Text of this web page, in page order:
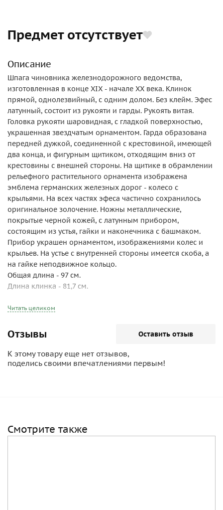
Предмет отсутствует
Описание
Шпага чиновника железнодорожного ведомства,
изготовленная в конце XIX - начале ХХ века. Клинок
прямой, однолезвийный, с одним долом. Без клейм. Эфес
латунный, состоит из рукояти и гарды. Рукоять витая.
Головка рукояти шаровидная, с гладкой поверхностью,
украшенная звездчатым орнаментом. Гарда образована
передней дужкой, соединенной с крестовиной, имеющей
два конца, и фигурным щитиком, отходящим вниз от
крестовины с внешней стороны. На щитике в обрамлении
рельефного растительного орнамента изображена
эмблема германских железных дорог - колесо с
крыльями. На всех частях эфеса частично сохранилось
оригинальное золочение. Ножны металлические,
покрытые черной кожей, с латунным прибором,
состоящим из устья, гайки и наконечника с башмаком.
Прибор украшен орнаментом, изображениями колес и
крыльев. На устье с внутренней стороны имеется скоба, а
на гайке неподвижное кольцо.
Общая длина - 97 см.
Длина клинка - 81,7 см.
Читать целиком
Отзывы Оставить отзыв
К этому товару еще нет отзывов,
поделись своими впечатлениями первым!
Смотрите также